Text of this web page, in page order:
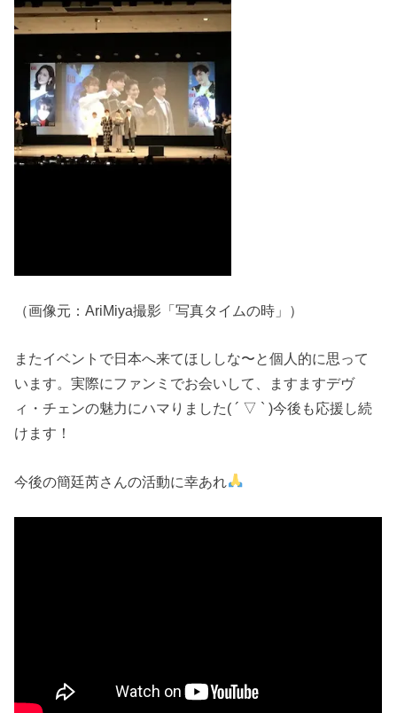
（画像元：AriMiya撮影「写真タイムの時」）
またイベントで日本へ来てほししな〜と個人的に思って
います。実際にファンミでお会いして、ますますデヴ
ィ・チェンの魅力にハマりました( ´ ▽ ` )今後も応援し続
けます！
今後の簡廷芮さんの活動に幸あれ